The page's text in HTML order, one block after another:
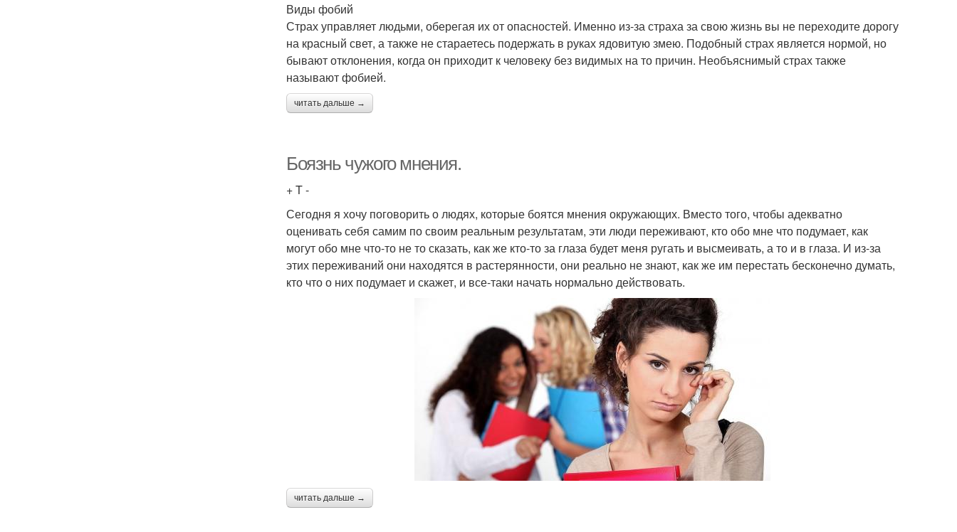
Виды фобий
Страх управляет людьми, оберегая их от опасностей. Именно из-за страха за свою жизнь вы не переходите дорогу
на красный свет, а также не стараетесь подержать в руках ядовитую змею. Подобный страх является нормой, но
бывают отклонения, когда он приходит к человеку без видимых на то причин. Необъяснимый страх также
называют фобией.
читать дальше →
Боязнь чужого мнения.
+ T -
Сегодня я хочу поговорить о людях, которые боятся мнения окружающих. Вместо того, чтобы адекватно
оценивать себя самим по своим реальным результатам, эти люди переживают, кто обо мне что подумает, как
могут обо мне что-то не то сказать, как же кто-то за глаза будет меня ругать и высмеивать, а то и в глаза. И из-за
этих переживаний они находятся в растерянности, они реально не знают, как же им перестать бесконечно думать,
кто что о них подумает и скажет, и все-таки начать нормально действовать.
читать дальше →